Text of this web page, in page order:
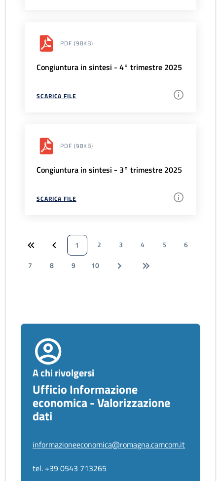
PDF (98KB)
Congiuntura in sintesi - 4° trimestre 2025
SCARICA FILE
PDF (98KB)
Congiuntura in sintesi - 3° trimestre 2025
SCARICA FILE
1 2 3 4 5
6
7
8 9 10
A chi rivolgersi
Ufficio Informazione
economica - Valorizzazione
dati
informazioneeconomica@romagna.camcom.it
tel. +39 0543 713265